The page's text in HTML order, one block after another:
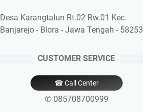
Desa Karangtalun Rt.02 Rw.01 Kec.
Banjarejo - Blora - Jawa Tengah - 58253
CUSTOMER SERVICE
☎ Call Center
✆ 085708700999